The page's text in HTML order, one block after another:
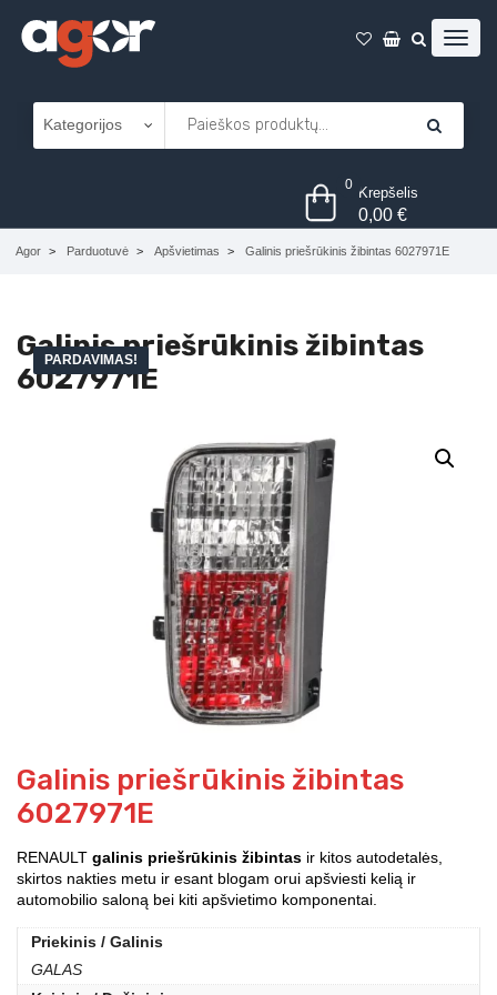
0 Krepšelis
0,00€
Agor Parduotuvė Apšvietimas Galinis priešrūkinis žibintas 6027971E
Galinis priešrūkinis žibintas
6027971E
PARDAVIMAS!
Galinis priešrūkinis žibintas
6027971E
RENAULT galinis priešrūkinis žibintas ir kitos autodetalės,
skirtos nakties metu ir esant blogam orui apšviesti kelią ir
automobilio saloną bei kiti apšvietimo komponentai.
Priekinis / Galinis
GALAS